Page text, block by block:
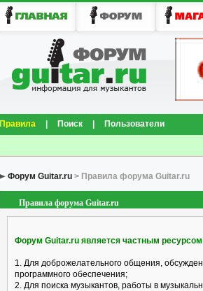
Правила Поиск Пользователи
Форум Guitar.ru > Правила форума Guitar.ru
Правила форума Guitar.ru
Форум Guitar.ru является частным ресурсом
1. Для доброжелательного общения,
программного обеспечения;
2. Для поиска музыкантов, работы в